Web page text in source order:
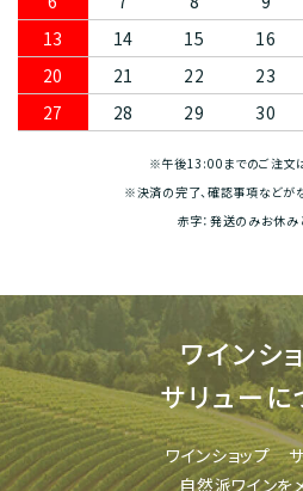
13
14 15 16
20
21 22 23
27
28 29 30
※午後13:00までのご注文
※決済の完了、確認事項などが
赤字：発送のみお休み
ワインシ
サリューに
ワインショップ
自然派ワインを